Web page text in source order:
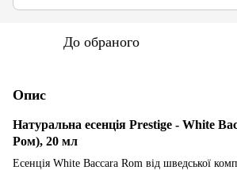
До обраного
Опис
Натуральна есенція Prestige - White
Ром), 20 мл
Есенція White Baccara Rom від шведської